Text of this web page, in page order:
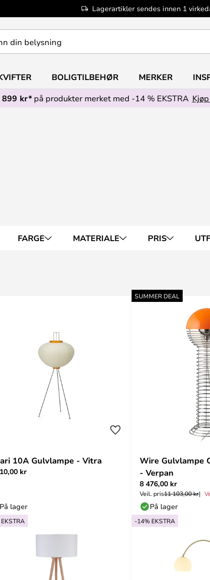
Lagerartikler sendes innen 1
BOLIGTILBEHØR MERKER
899 kr*på produkter merket med -14 % EKSTRA
FARGE MATERIALE PRIS
10A Gulvlampe - Vitra
kr
På lager
SUMMER DEAL
Wire Gulvlampe
- Verpan
8 476,00 kr
Veil. pris11 103,00 kr
På lager
-14% EKSTRA